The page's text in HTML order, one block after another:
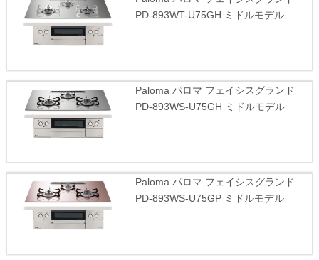
PD-893WT-U75GH ミドルモデル
Paloma パロマ フェイシスグランド
PD-893WS-U75GH ミドルモデル
Paloma パロマ フェイシスグランド
PD-893WS-U75GP ミドルモデル